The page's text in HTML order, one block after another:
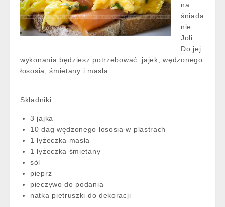
na
śniada
nie
Joli.
Do jej
wykonania będziesz potrzebować: jajek, wędzonego
łososia, śmietany i masła.
Składniki:
3 jajka
10 dag wędzonego łososia w plastrach
1 łyżeczka masła
1 łyżeczka śmietany
sól
pieprz
pieczywo do podania
natka pietruszki do dekoracji